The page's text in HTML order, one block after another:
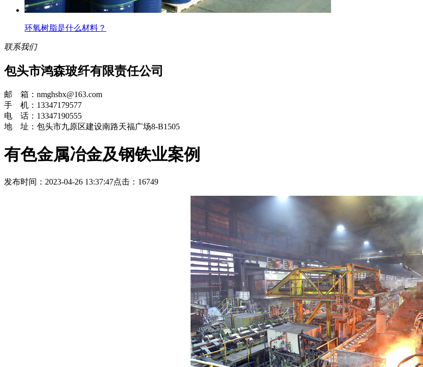
环氧树脂是什么材料？
联系我们
包头市鸿森玻纤有限责任公司
邮 箱：nmghsbx@163.com
手 机：13347179577
电 话：13347190555
地 址：包头市九原区建设南路天福广场8-B1505
有色金属冶金及钢铁业案例
发布时间：2023-04-26 13:37:47点击：16749